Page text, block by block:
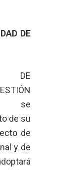
DE
DE
se
de su
de
y de